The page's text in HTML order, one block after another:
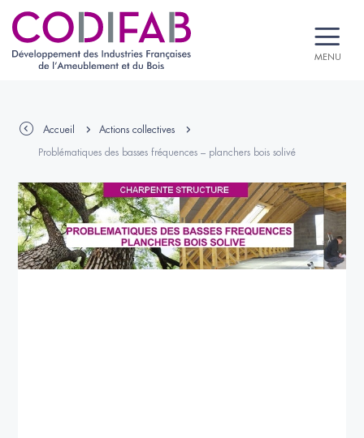
MENU
Accueil Actions collectives
Problématiques des basses fréquences – planchers bois solivé